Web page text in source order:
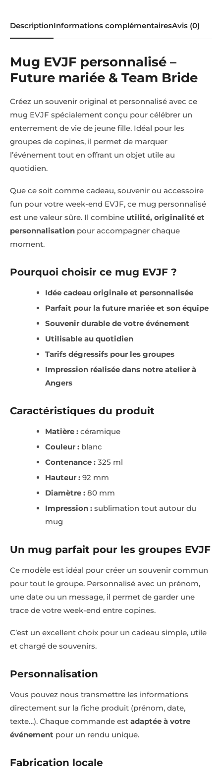
DescriptionInformations complémentairesAvis (0)
Mug EVJF personnalisé –
Future mariée & Team Bride
Créez un souvenir original et personnalisé avec ce
mug EVJF spécialement conçu pour célébrer un
enterrement de vie de jeune fille. Idéal pour les
groupes de copines, il permet de marquer
l’événement tout en offrant un objet utile au
quotidien.
Que ce soit comme cadeau, souvenir ou accessoire
fun pour votre week-end EVJF, ce mug personnalisé
est une valeur sûre. Il combine utilité, originalité et
personnalisation pour accompagner chaque
moment.
Pourquoi choisir ce mug EVJF ?
Idée cadeau originale et personnalisée
Parfait pour la future mariée et son équipe
Souvenir durable de votre événement
Utilisable au quotidien
Tarifs dégressifs pour les groupes
Impression réalisée dans notre atelier à
Angers
Caractéristiques du produit
Matière : céramique
Couleur : blanc
Contenance : 325 ml
Hauteur : 92 mm
Diamètre : 80 mm
Impression : sublimation tout autour du
mug
Un mug parfait pour les groupes EVJF
Ce modèle est idéal pour créer un souvenir commun
pour tout le groupe. Personnalisé avec un prénom,
une date ou un message, il permet de garder une
trace de votre week-end entre copines.
C’est un excellent choix pour un cadeau simple, utile
et chargé de souvenirs.
Personnalisation
Vous pouvez nous transmettre les informations
directement sur la fiche produit (prénom, date,
texte…). Chaque commande est adaptée à votre
événement pour un rendu unique.
Fabrication locale